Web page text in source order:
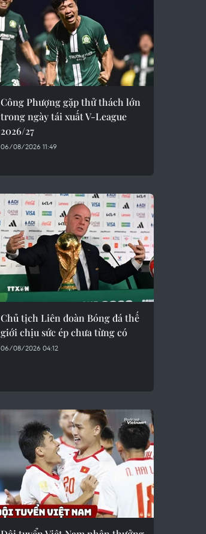
Công Phượng gặp thử thách lớn
trong ngày tái xuất V-League
2026/27
06/08/2026 11:49
Chủ tịch Liên đoàn Bóng đá thế
giới chịu sức ép chưa từng có
06/08/2026 04:12